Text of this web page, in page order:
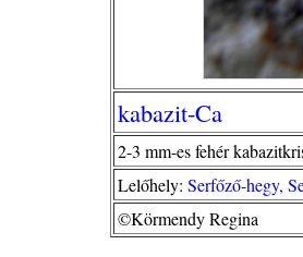
kabazit-Ca
2-3 mm-es fehér
Lelőhely: Serfőző-hegy,
©Körmendy Regina